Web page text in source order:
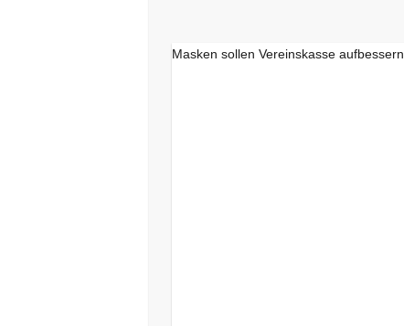
Masken sollen Vereinskasse aufbessern